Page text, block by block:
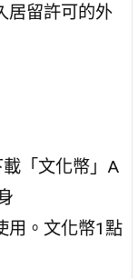
居留許可的外
「文化幣」A
用。文化幣1點